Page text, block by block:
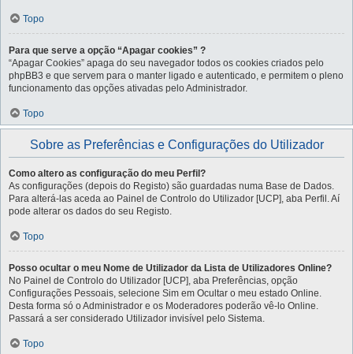
Topo
Para que serve a opção “Apagar cookies” ?
“Apagar Cookies” apaga do seu navegador todos os cookies criados pelo
phpBB3 e que servem para o manter ligado e autenticado, e permitem o pleno
funcionamento das opções ativadas pelo Administrador.
Topo
Sobre as Preferências e Configurações do Utilizador
Como altero as configuração do meu Perfil?
As configurações (depois do Registo) são guardadas numa Base de Dados.
Para alterá-las aceda ao Painel de Controlo do Utilizador [UCP], aba Perfil. Aí
pode alterar os dados do seu Registo.
Topo
Posso ocultar o meu Nome de Utilizador da Lista de Utilizadores Online?
No Painel de Controlo do Utilizador [UCP], aba Preferências, opção
Configurações Pessoais, selecione Sim em Ocultar o meu estado Online.
Desta forma só o Administrador e os Moderadores poderão vê-lo Online.
Passará a ser considerado Utilizador invisível pelo Sistema.
Topo